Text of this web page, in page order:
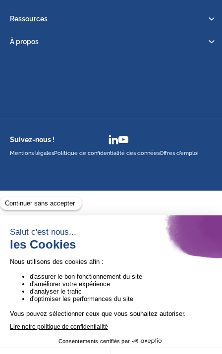
Ressources
À propos
Suivez-nous !
Mentions légalesPolitique de confidentialité des donnéesOffres d’emploi
1ère Organisation de l’ESS certifiée Quali’OP